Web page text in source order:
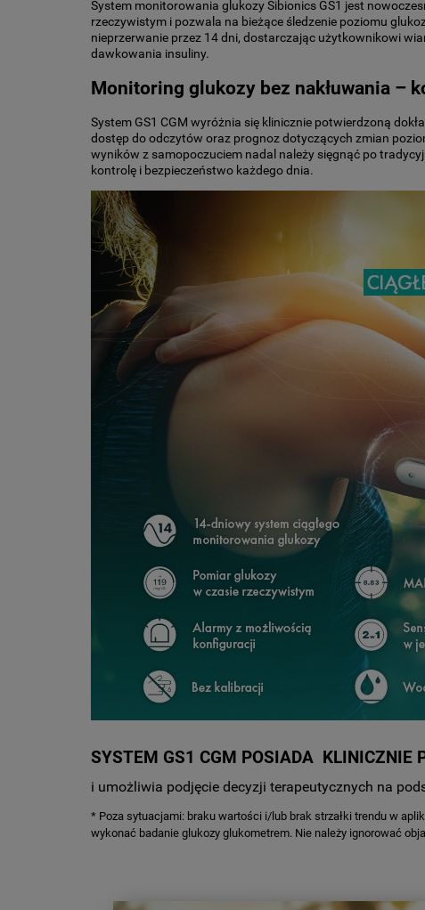
System monitorowania glukozy Sibionics GS1 jest
rzeczywistym i pozwala na bieżące śledzenie poziomu
nieprzerwanie przez 14 dni, dostarczając użytkownikowi
dawkowania insuliny.
Monitoring glukozy bez nakłuwania –
System GS1 CGM wyróżnia się klinicznie potwierdzoną
dostęp do odczytów oraz prognoz dotyczących zmian
wyników z samopoczuciem nadal należy sięgnąć po
kontrolę i bezpieczeństwo każdego dnia.
SYSTEM GS1 CGM POSIADA KLINICZNIE
i umożliwia podjęcie decyzji terapeutycznych na
* Poza sytuacjami: braku wartości i/lub brak strzałki trendu w
wykonać badanie glukozy glukometrem. Nie należy ignorować